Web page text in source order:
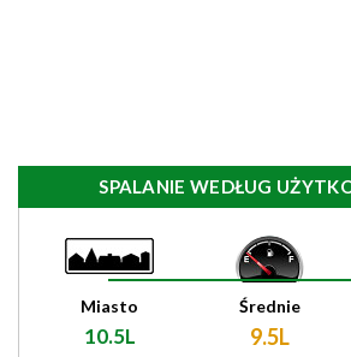
SPALANIE WEDŁUG
Miasto
10.5L
Średnie
9.5L